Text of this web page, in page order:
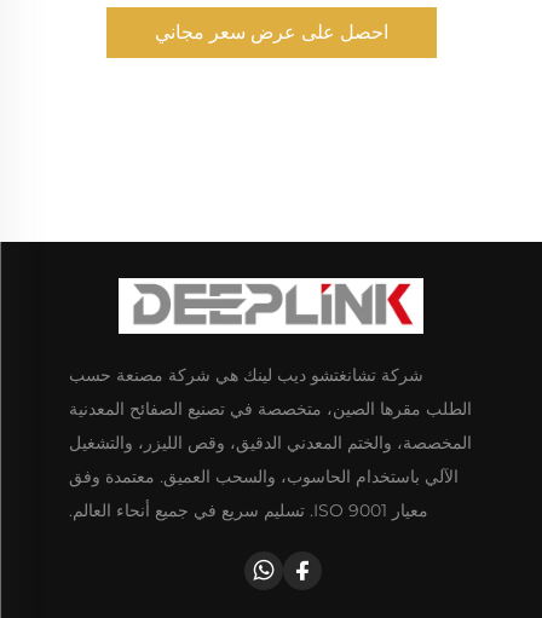
احصل على عرض سعر مجاني
شركة تشانغتشو ديب لينك هي شركة مصنعة حسب
الطلب مقرها الصين، متخصصة في تصنيع الصفائح المعدنية
المخصصة، والختم المعدني الدقيق، وقص الليزر، والتشغيل
الآلي باستخدام الحاسوب، والسحب العميق. معتمدة وفق
معيار ISO 9001. تسليم سريع في جميع أنحاء العالم.